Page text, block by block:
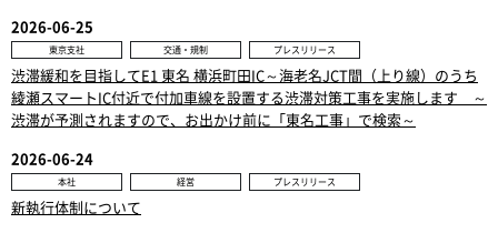
2026-06-25
東京支社 交通・規制 プレスリリース
渋滞緩和を目指してE1 東名 横浜町田IC～海老名JCT間（上り線）のうち
綾瀬スマートIC付近で付加車線を設置する渋滞対策工事を実施します ～
渋滞が予測されますので、お出かけ前に「東名工事」で検索～
2026-06-24
本社 経営 プレスリリース
新執行体制について